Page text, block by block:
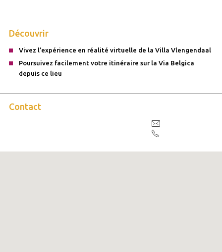
Découvrir
Vivez l’expérience en réalité virtuelle de la Villa Vlengendaal
Poursuivez facilement votre itinéraire sur la Via Belgica
depuis ce lieu
Contact